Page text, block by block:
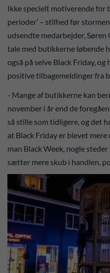
Ikke specielt motiverende for
perioder’ – stilhed før
udsendte medarbejder,
tale med butikkerne løbende
også på selve Black Friday,
positive tilbagemeldinger fra
- Mange af butikkerne kan
november i år end de
så stille som tidligere, og det
at Black Friday er blevet
man Black Week, nogle
sætter mere skub i handlen,